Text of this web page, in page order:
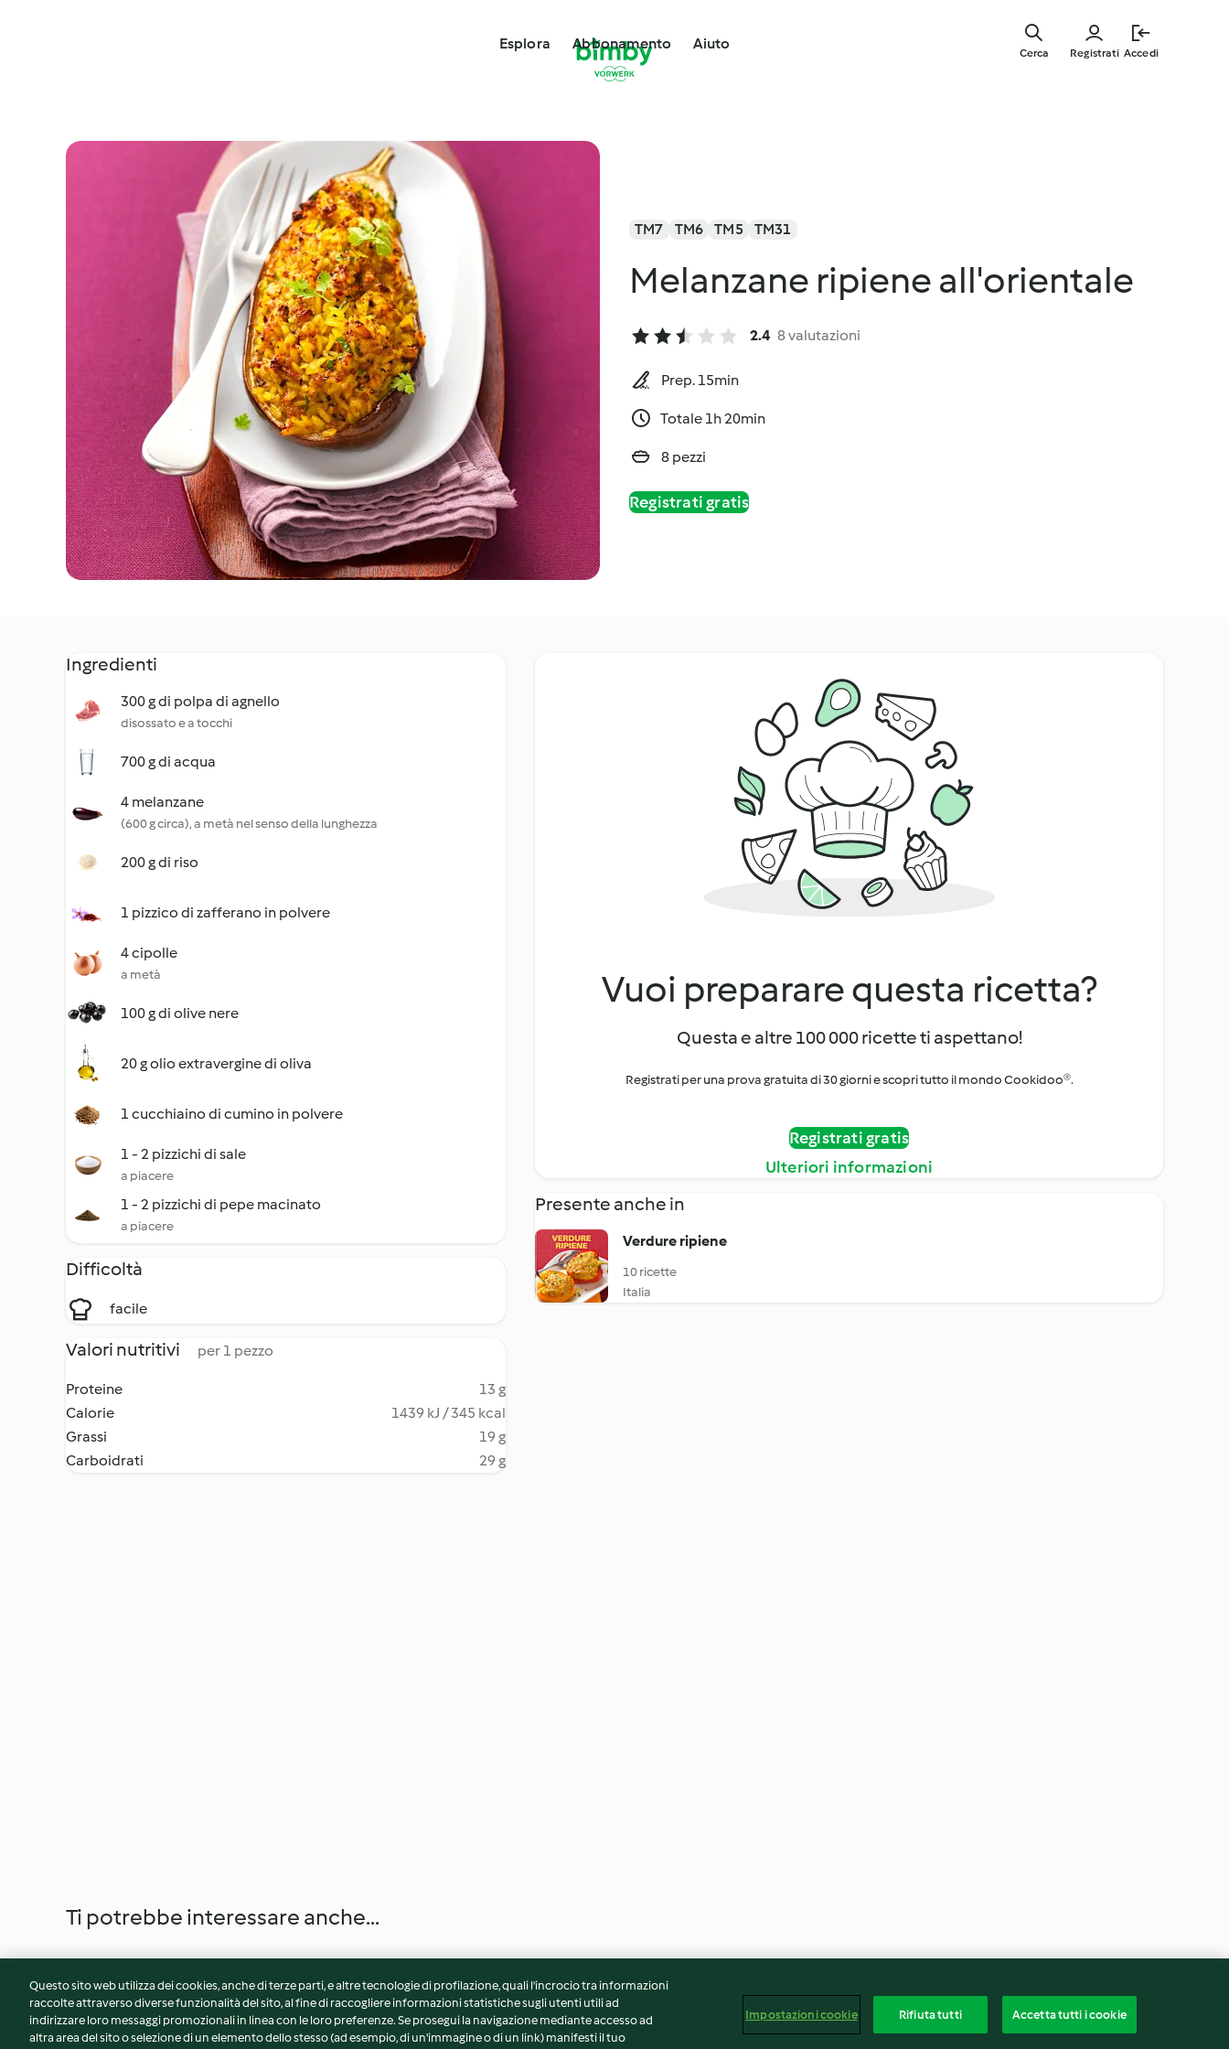
Esplora Abbonamento Aiuto
Registrati Accedi
Cerca
TM7 TM6 TM5 TM31
Melanzane ripiene all'orientale
2.4 8 valutazioni
Prep. 15min
Totale 1h 20min
8 pezzi
Registrati gratis
Ingredienti
300 g di polpa di agnello
disossato e a tocchi
700 g di acqua
4 melanzane
(600 g circa), a metà nel senso della lunghezza
200 g di riso
1 pizzico di zafferano in polvere
4 cipolle
a metà
100 g di olive nere
20 g olio extravergine di oliva
1 cucchiaino di cumino in polvere
1 - 2 pizzichi di sale
a piacere
1 - 2 pizzichi di pepe macinato
a piacere
Difficoltà
facile
Valori nutritivi per 1 pezzo
Proteine
13 g
Calorie
1439 kJ / 345 kcal
Grassi
19 g
Carboidrati
29 g
Vuoi preparare questa ricetta?
Questa e altre 100 000 ricette ti aspettano!
Registrati per una prova gratuita di 30 giorni e scopri tutto il mondo Cookidoo®.
Registrati gratis
Ulteriori informazioni
Presente anche in
Verdure ripiene
10 ricette
Italia
Ti potrebbe interessare anche...
Questo sito web utilizza dei cookies, anche di terze parti, e altre tecnologie di profilazione, quali l’incrocio tra informazioni
raccolte attraverso diverse funzionalità del sito, al fine di raccogliere informazioni statistiche sugli utenti utili ad
indirizzare loro messaggi promozionali in linea con le loro preferenze. Se prosegui la navigazione mediante accesso ad
altra area del sito o selezione di un elemento dello stesso (ad esempio, di un'immagine o di un link) manifesti il tuo
Impostazioni cookie Rifiuta tutti Accetta tutti i cookie